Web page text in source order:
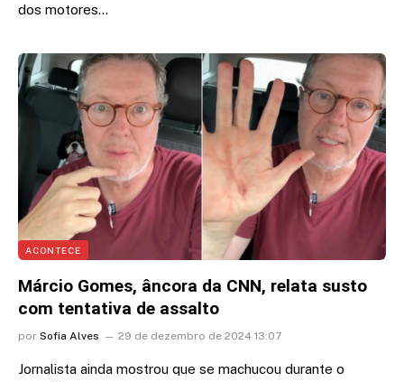
dos motores…
ACONTECE
Márcio Gomes, âncora da CNN, relata susto
com tentativa de assalto
por Sofia Alves 29 de dezembro de 2024 13:07
Jornalista ainda mostrou que se machucou durante o